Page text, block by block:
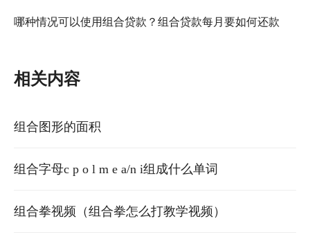
哪种情况可以使用组合贷款？组合贷款每月要如何还款
相关内容
组合图形的面积
组合字母c p o l m e a/n i组成什么单词
组合拳视频（组合拳怎么打教学视频）